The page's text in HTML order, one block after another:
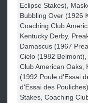
Eclipse Stakes),
Bubbling Over (1926
Coaching Club
Kentucky Derby,
Damascus (1967
Cielo (1982
Club American Oaks,
(1992 Poule d'Essai
d'Essai des
Stakes, Coaching